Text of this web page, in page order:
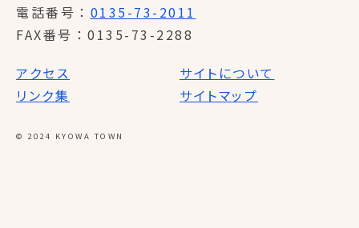
電話番号
0135-73-2011
FAX番号
0135-73-2288
アクセス
サイトについて
リンク集
サイトマップ
© 2024 KYOWA TOWN